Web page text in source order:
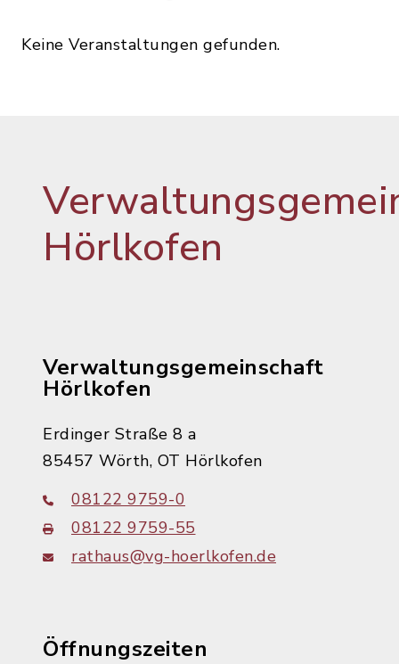
Keine Veranstaltungen gefunden.
Hörlkofen
Verwaltungsgemeinschaft
Hörlkofen
Erdinger Straße 8 a
85457 Wörth, OT Hörlkofen
08122 9759-0
08122 9759-55
rathaus@vg-hoerlkofen.de
Öffnungszeiten